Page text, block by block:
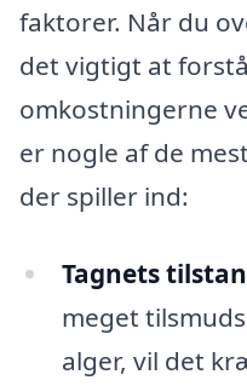
faktorer. Når du
det vigtigt at
omkostningerne
er nogle af de
der spiller ind:
Tagnets
meget
alger, vil det